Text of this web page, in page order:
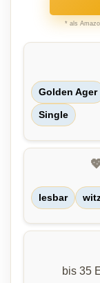
* als
Golden Ager
Single
lesbar
bis 35